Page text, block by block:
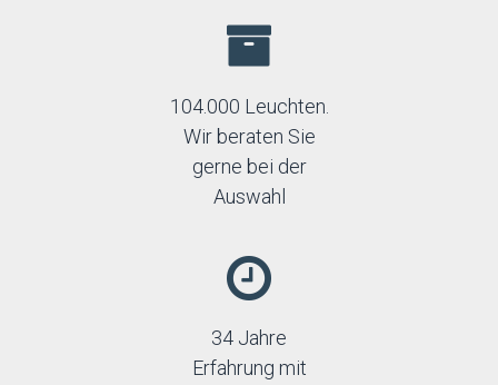
104.000 Leuchten.
Wir beraten Sie
gerne bei der
Auswahl
34 Jahre
Erfahrung mit